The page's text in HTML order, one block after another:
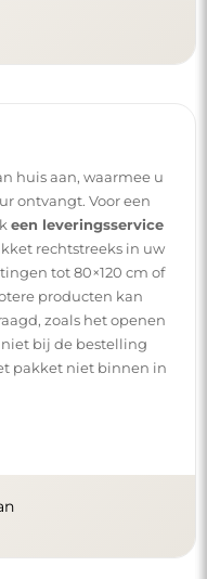
onze spiegel
hebben wij voor u
Daarin vindt u
montage van de
de reiniging en
het perfecte uiterlijk